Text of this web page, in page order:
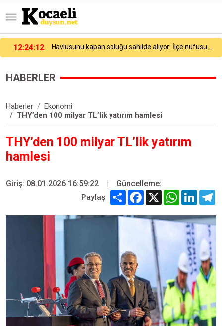
12:03:00
HABERLER
Haberler
Ekonomi
THY’den 100 milyar TL’lik yatırım hamlesi
THY’den 100 milyar TL’lik yatırım
hamlesi
Giriş: 08.01.2026 16:59:22 |
Güncelleme:
Paylaş
Share Facebook
X WhatsApp